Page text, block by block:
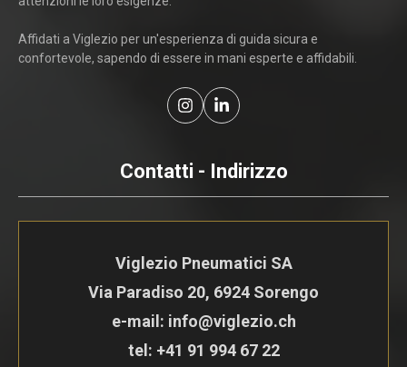
Affidati a Viglezio per un'esperienza di guida sicura e
confortevole, sapendo di essere in mani esperte e affidabili.
Contatti - Indirizzo
Viglezio Pneumatici SA
Via Paradiso 20, 6924 Sorengo
e-mail: info@viglezio.ch
tel: +41 91 994 67 22